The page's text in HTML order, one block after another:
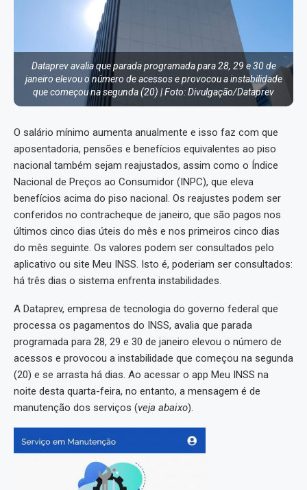
Dataprev avalia que parada programada para 28, 29 e 30 de
janeiro elevou o número de acessos e provocou a instabilidade
que começou na segunda (20) | Foto: Divulgação/Dataprev
O salário mínimo aumenta anualmente e isso faz com que
aposentadoria, pensões e benefícios equivalentes ao piso
nacional também sejam reajustados, assim como o Índice
Nacional de Preços ao Consumidor (INPC), que eleva
benefícios acima do piso nacional. Os reajustes podem ser
conferidos no contracheque de janeiro, que são pagos nos
últimos cinco dias úteis do mês e nos primeiros cinco dias
do mês seguinte. Os valores podem ser consultados pelo
aplicativo ou site Meu INSS. Isto é, poderiam ser consultados:
há três dias o sistema enfrenta instabilidades.
A Dataprev, empresa de tecnologia do governo federal que
processa os pagamentos do INSS, avalia que parada
programada para 28, 29 e 30 de janeiro elevou o número de
acessos e provocou a instabilidade que começou na segunda
(20) e se arrasta há dias. Ao acessar o app Meu INSS na
noite desta quarta-feira, no entanto, a mensagem é de
manutenção dos serviços (veja abaixo).